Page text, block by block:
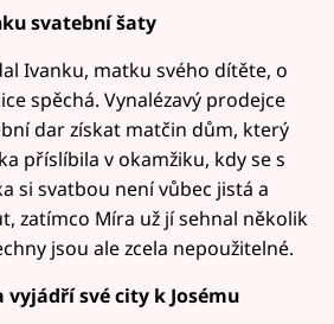
svatební šaty
Ivanku, matku svého dítěte, o
spěchá. Vynalézavý prodejce
dar získat matčin dům, který
příslíbila v okamžiku, kdy se s
si svatbou není vůbec jistá a
zatímco Míra už jí sehnal několik
jsou ale zcela nepoužitelné.
vyjádří své city k Josému